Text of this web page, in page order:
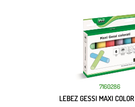
7160286
LEBEZ GESSI MAXI